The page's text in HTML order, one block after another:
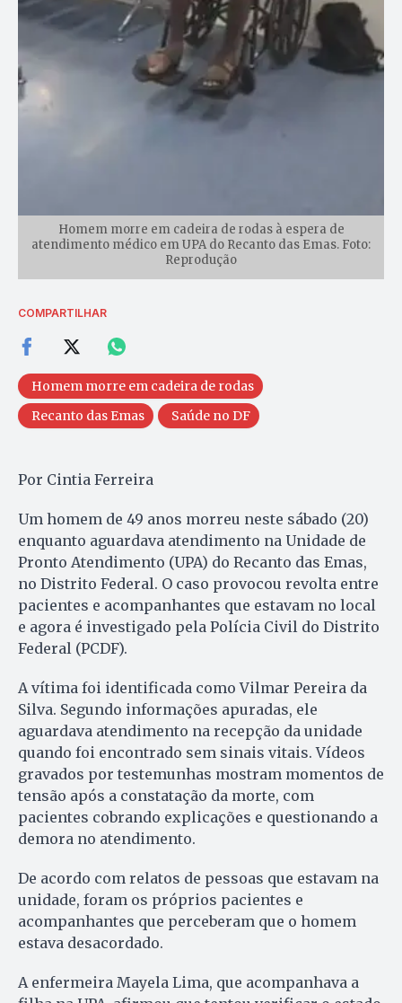
Homem morre em cadeira de rodas à espera de
atendimento médico em UPA do Recanto das Emas. Foto:
Reprodução
COMPARTILHAR
Homem morre em cadeira de rodas
Recanto das Emas
Saúde no DF
Por Cintia Ferreira
Um homem de 49 anos morreu neste sábado (20)
enquanto aguardava atendimento na Unidade de
Pronto Atendimento (UPA) do Recanto das Emas,
no Distrito Federal. O caso provocou revolta entre
pacientes e acompanhantes que estavam no local
e agora é investigado pela Polícia Civil do Distrito
Federal (PCDF).
A vítima foi identificada como Vilmar Pereira da
Silva. Segundo informações apuradas, ele
aguardava atendimento na recepção da unidade
quando foi encontrado sem sinais vitais. Vídeos
gravados por testemunhas mostram momentos de
tensão após a constatação da morte, com
pacientes cobrando explicações e questionando a
demora no atendimento.
De acordo com relatos de pessoas que estavam na
unidade, foram os próprios pacientes e
acompanhantes que perceberam que o homem
estava desacordado.
A enfermeira Mayela Lima, que acompanhava a